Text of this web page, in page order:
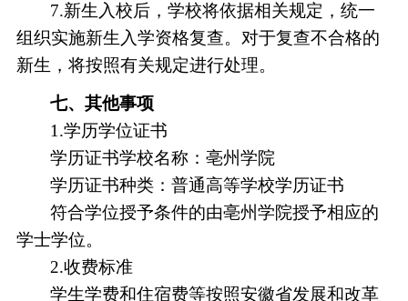
7.新生入校后，学校将依据相关规定，统一
组织实施新生入学资格复查。对于复查不合格的
新生，将按照有关规定进行处理。
七、其他事项
1.学历学位证书
学历证书学校名称：亳州学院
学历证书种类：普通高等学校学历证书
符合学位授予条件的由亳州学院授予相应的
学士学位。
2.收费标准
学生学费和住宿费等按照安徽省发展和改革